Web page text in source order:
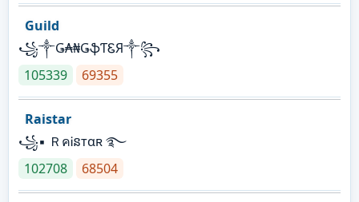
Guild
꧁༒Ǥ₳₦ǤֆƬᏋЯ༒꧂
105339
69355
Raistar
꧁▪ ＲคᎥនтαʀ ࿐
102708
68504